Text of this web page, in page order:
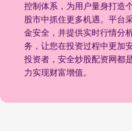
控制体系，为用户量身打造
股市中抓住更多机遇。平台
金安全，并提供实时行情分
务，让您在投资过程中更加
投资者，安全炒股配资网都
力实现财富增值。